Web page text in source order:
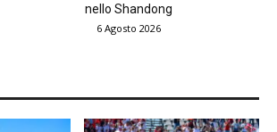
nello Shandong
6 Agosto 2026